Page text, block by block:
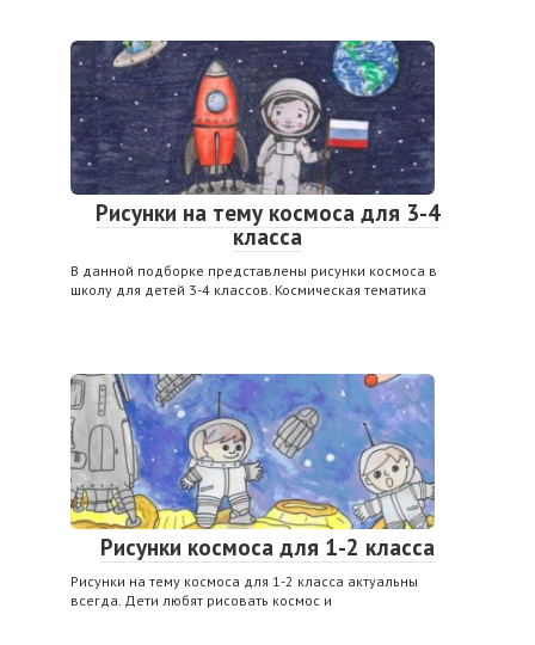
Рисунки на тему космоса для 3-4
класса
В данной подборке представлены рисунки космоса в
школу для детей 3-4 классов. Космическая тематика
Рисунки космоса для 1-2 класса
Рисунки на тему космоса для 1-2 класса актуальны
всегда. Дети любят рисовать космос и